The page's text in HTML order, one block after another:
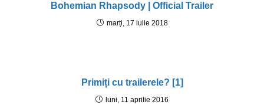
Bohemian Rhapsody | Official Trailer
marți, 17 iulie 2018
Primiți cu trailerele? [1]
luni, 11 aprilie 2016